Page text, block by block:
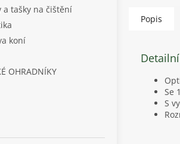
a tašky na čištění
koní
OHRADNÍKY
Popis
Se
S